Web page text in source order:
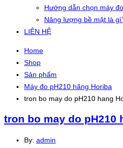
Hướng dẫn chọn máy
Năng lượng bề mặt là
LIÊN HỆ
Home
Shop
Sản phẩm
Máy đo pH210 hãng Horiba
tron bo may do pH210 hang
tron bo may do pH210
By: admin